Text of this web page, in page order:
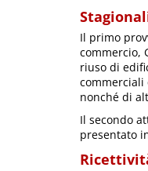
Il primo
commercio,
riuso di
nonché di
Il secondo
presentato